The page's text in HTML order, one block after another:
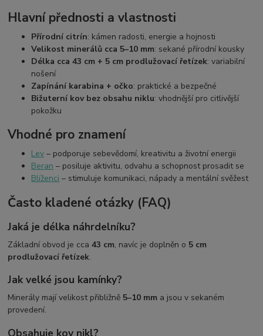
Hlavní přednosti a vlastnosti
Přírodní citrín: kámen radosti, energie a hojnosti
Velikost minerálů cca 5–10 mm: sekané přírodní kousky
Délka cca 43 cm + 5 cm prodlužovací řetízek: variabilní
nošení
Zapínání karabina + očko: praktické a bezpečné
Bižuterní kov bez obsahu niklu: vhodnější pro citlivější
pokožku
Vhodné pro znamení
Lev – podporuje sebevědomí, kreativitu a životní energii
Beran – posiluje aktivitu, odvahu a schopnost prosadit se
Blíženci – stimuluje komunikaci, nápady a mentální svěžest
Často kladené otázky (FAQ)
Jaká je délka náhrdelníku?
Základní obvod je cca43 cm, navíc je doplněn o 5 cm
prodlužovací řetízek.
Jak velké jsou kamínky?
Minerály mají velikost přibližně 5–10 mm a jsou v sekaném
provedení.
Obsahuje kov nikl?